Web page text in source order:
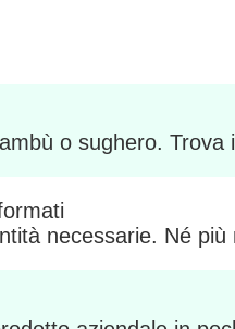
o sughero.
necessarie. Né più